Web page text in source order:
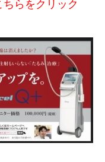
ちらをクリック